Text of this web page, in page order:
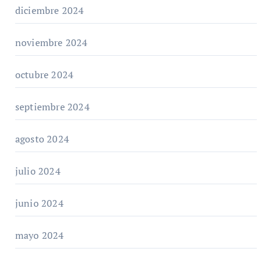
diciembre 2024
noviembre 2024
octubre 2024
septiembre 2024
agosto 2024
julio 2024
junio 2024
mayo 2024